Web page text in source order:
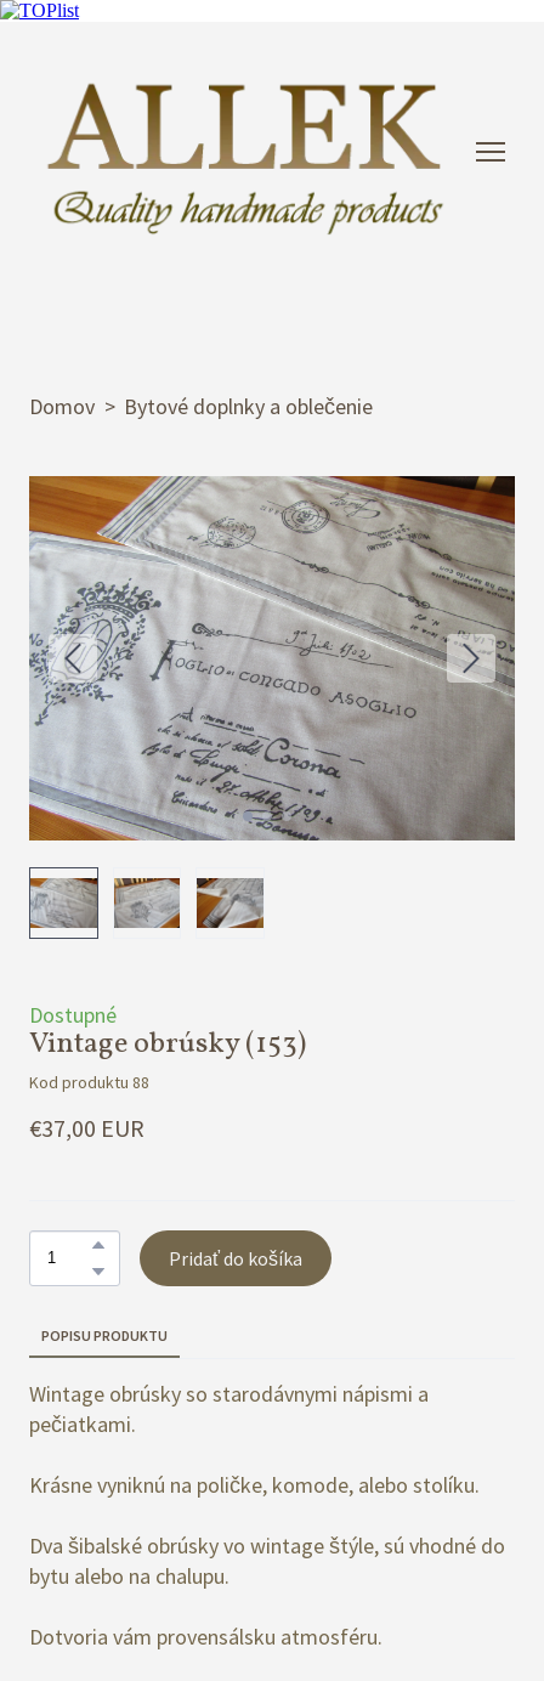
Domov Bytové doplnky a oblečenie
Dostupné
Vintage obrúsky(153)
Kod produktu 88
€37,00 EUR
Pridať do košíka
POPISU PRODUKTU
Wintage obrúsky so starodávnymi nápismi a
pečiatkami.
Krásne vyniknú na poličke, komode, alebo stolíku.
Dva šibalské obrúsky vo wintage štýle, sú vhodné do
bytu alebo na chalupu.
Dotvoria vám provensálsku atmosféru.